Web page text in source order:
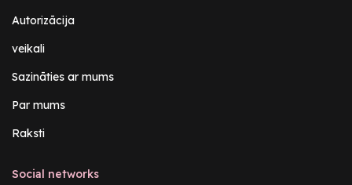
Autorizācija
veikali
Sazināties ar mums
Par mums
Raksti
Social networks